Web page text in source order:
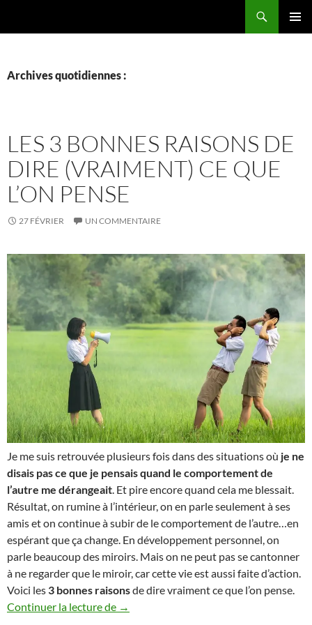
Archives quotidiennes :
LES 3 BONNES RAISONS DE
DIRE (VRAIMENT) CE QUE
L’ON PENSE
27 FÉVRIER UN COMMENTAIRE
Je me suis retrouvée plusieurs fois dans des situations où je ne
disais pas ce que je pensais quand le comportement de
l’autre me dérangeait. Et pire encore quand cela me blessait.
Résultat, on rumine à l’intérieur, on en parle seulement à ses
amis et on continue à subir de le comportement de l’autre…en
espérant que ça change. En développement personnel, on
parle beaucoup des miroirs. Mais on ne peut pas se cantonner
à ne regarder que le miroir, car cette vie est aussi faite d’action.
Voici les 3 bonnes raisonsde dire vraiment ce que l’on pense.
Continuer la lecture de Les 3 bonnes raisons de dire (vraiment)
→